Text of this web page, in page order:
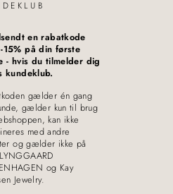
en rabatkode
15% på din første
- hvis du tilmelder dig
kundeklub.
gælder én gang
gælder kun til brug
kan ikke
med andre
og gælder ikke på
og Kay
Jewelry.